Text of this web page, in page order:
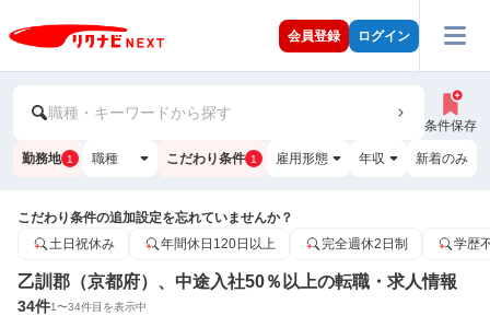
会員登録 ログイン
職種・キーワードから探す
条件保存
勤務地 1 職種 こだわり条件 1 雇用形態 年収 新着のみ
こだわり条件の追加設定を忘れていませんか？
土日祝休み
年間休日120日以上 完全週休2日制 学歴
乙訓郡（京都府）、中途入社50％以上の転職・求人情報
34件1〜34件目を表示中